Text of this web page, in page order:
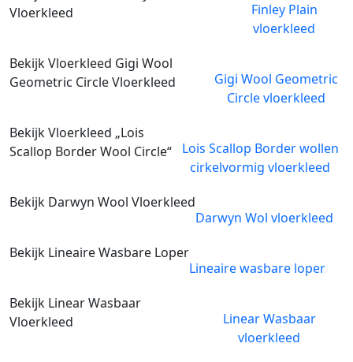
Vloerkleed
Finley Plain
vloerkleed
Bekijk Vloerkleed Gigi Wool
Geometric Circle Vloerkleed
Gigi Wool Geometric
Circle vloerkleed
Bekijk Vloerkleed „Lois
Scallop Border Wool Circle“
Lois Scallop Border wollen
cirkelvormig vloerkleed
Bekijk Darwyn Wool Vloerkleed
Darwyn Wol vloerkleed
Bekijk Lineaire Wasbare Loper
Lineaire wasbare loper
Bekijk Linear Wasbaar
Vloerkleed
Linear Wasbaar
vloerkleed